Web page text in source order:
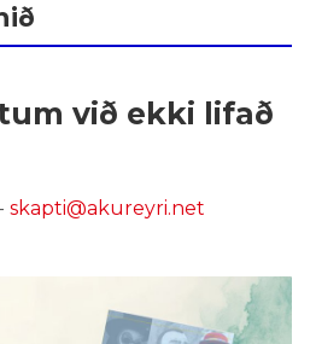
við ekki lifað
skapti@akureyri.net